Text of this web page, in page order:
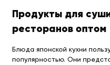
Продукты для
ресторанов оптом
Блюда японской кухни
популярностью. Они